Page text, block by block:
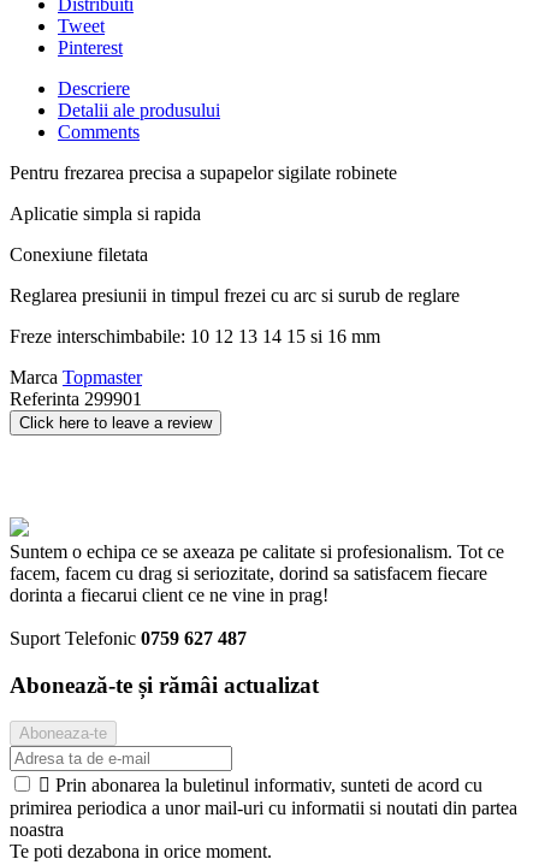
Tweet
Pinterest
Descriere
Detalii ale produsului
Comments
Pentru frezarea precisa a supapelor sigilate robinete
Aplicatie simpla si rapida
Conexiune filetata
Reglarea presiunii in timpul frezei cu arc si surub de reglare
Freze interschimbabile: 10 12 13 14 15 si 16 mm
Marca Topmaster
Referinta 299901
Click here to leave a review
Suntem o echipa ce se axeaza pe calitate si profesionalism. Tot ce
facem, facem cu drag si seriozitate, dorind sa satisfacem fiecare
dorinta a fiecarui client ce ne vine in prag!
Suport Telefonic 0759 627 487
Abonează-te și rămâi actualizat
 Prin abonarea la buletinul informativ, sunteti de acord cu
primirea periodica a unor mail-uri cu informatii si noutati din partea
noastra
Te poti dezabona in orice moment.